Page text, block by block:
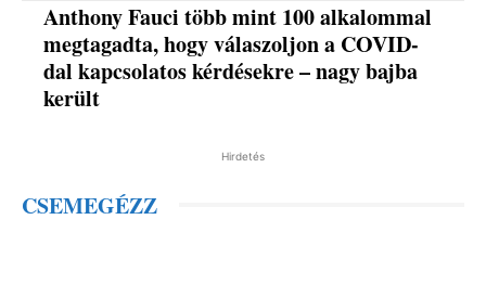
Anthony Fauci több mint 100 alkalommal
megtagadta, hogy válaszoljon a COVID-
dal kapcsolatos kérdésekre – nagy bajba
került
Hirdetés
CSEMEGÉZZ